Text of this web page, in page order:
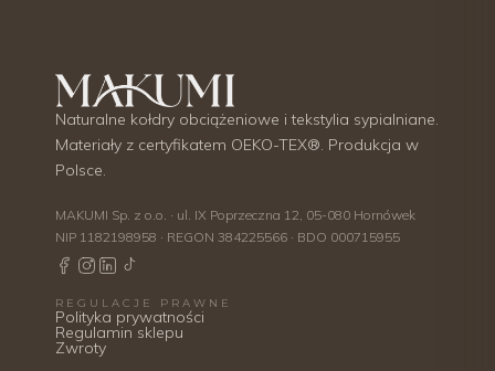
Naturalne kołdry obciążeniowe i tekstylia sypialniane.
Materiały z certyfikatem OEKO-TEX®. Produkcja w
Polsce.
MAKUMI Sp. z o.o. · ul. IX Poprzeczna 12, 05-080 Hornówek
NIP 1182198958 · REGON 384225566 · BDO 000715955
REGULACJE PRAWNE
Polityka prywatności
Regulamin sklepu
Zwroty